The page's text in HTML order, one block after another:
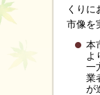
くり
市像を
本
よ
一
業
が